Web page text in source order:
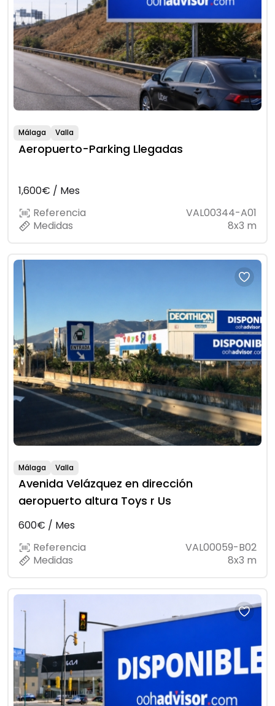
Málaga Valla
Aeropuerto-Parking Llegadas
1,600€ / Mes
Referencia
VAL00344-A01
Medidas
8x3 m
Málaga Valla
Avenida Velázquez en dirección
aeropuerto altura Toys r Us
600€ / Mes
Referencia
VAL00059-B02
Medidas
8x3 m